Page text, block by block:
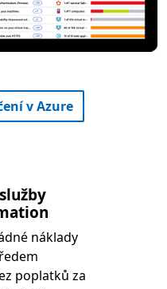
v Azure
náklady
poplatků za